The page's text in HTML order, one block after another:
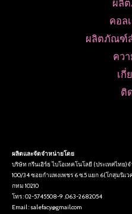
ผลิ
คอล
ผลิตภัณฑ์
คว
เกี่
ติ
ผลิตและจัดจำหน่ายโดย
บริษัท กรีนเอิร์ธ ไบโอเทคโนโลยี (ประเทศไทย)
100/34 ซอยกำแพงเพชร 6 ซ.5 แยก 6(โกสุมนิเ
กทม 10210
โทร : 02-5745508-9 ,063-2682054
Email : salefacy@gmail.com